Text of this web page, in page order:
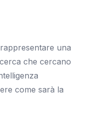
una
che cercano
come sarà la